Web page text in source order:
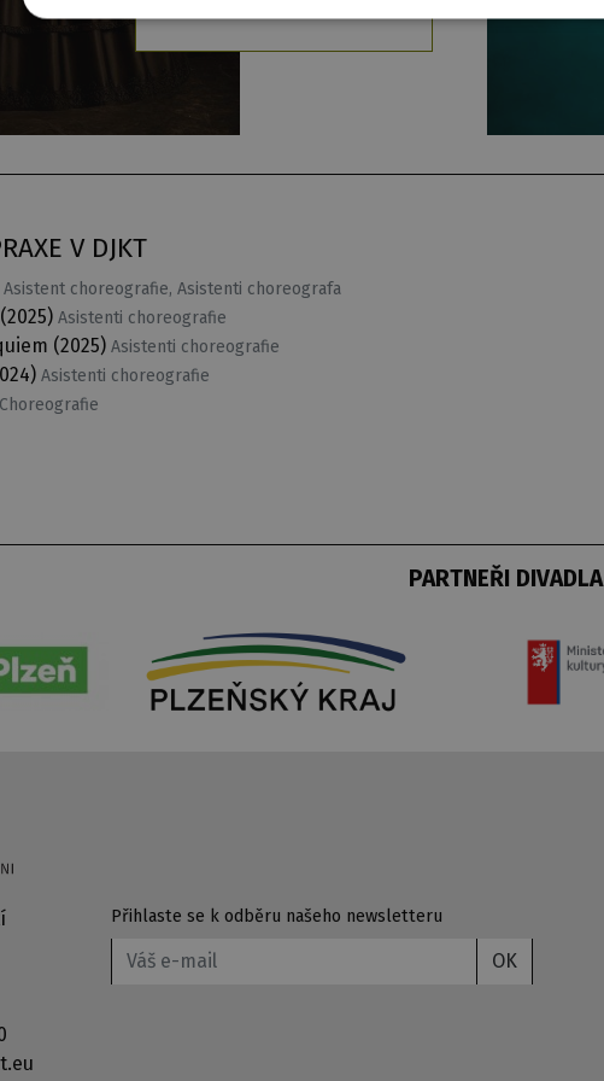
V DJKT
Asistent choreografie, Asistenti choreografa
(2025) Asistenti choreografie
(2025) Asistenti choreografie
Asistenti choreografie
Choreografie
PARTNEŘI DIVADLA
Přihlaste se k odběru našeho newsletteru
OK